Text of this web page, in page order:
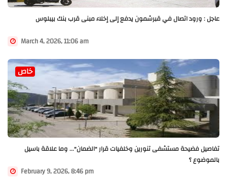
عاجل : ورود اتصال في قبرشمون يدفع إلى إخلاء مبنى قرب بنك بيبلوس
March 4, 2026, 11:06 am
خاص
تفاصيل فضيحة مستشفى تنورين وخلفيات قرار "الضمان"... وما علاقة باسيل
بالموضوع ؟
February 9, 2026, 8:46 pm